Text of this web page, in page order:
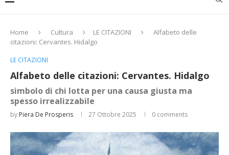
Home Cultura LE CITAZIONI
Alfabeto delle
citazioni: Cervantes. Hidalgo
LE CITAZIONI
Alfabeto delle citazioni: Cervantes. Hidalgo
simbolo di chi lotta per una causa giusta ma
spesso irrealizzabile
by Piera De Prosperis 27 Ottobre 2025 0 comments